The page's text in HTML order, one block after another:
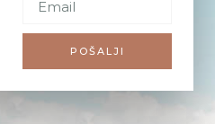
POŠALJI